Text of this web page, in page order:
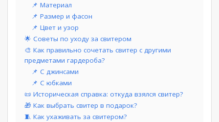
📌 Материал
📌 Размер и фасон
📌 Цвет и узор
🌟 Советы по уходу за свитером
🎨 Как правильно сочетать свитер с другими
предметами гардероба?
📌 С джинсами
📌 С юбками
📜 Историческая справка: откуда взялся свитер?
🎁 Как выбрать свитер в подарок?
🧵 Как ухаживать за свитером?